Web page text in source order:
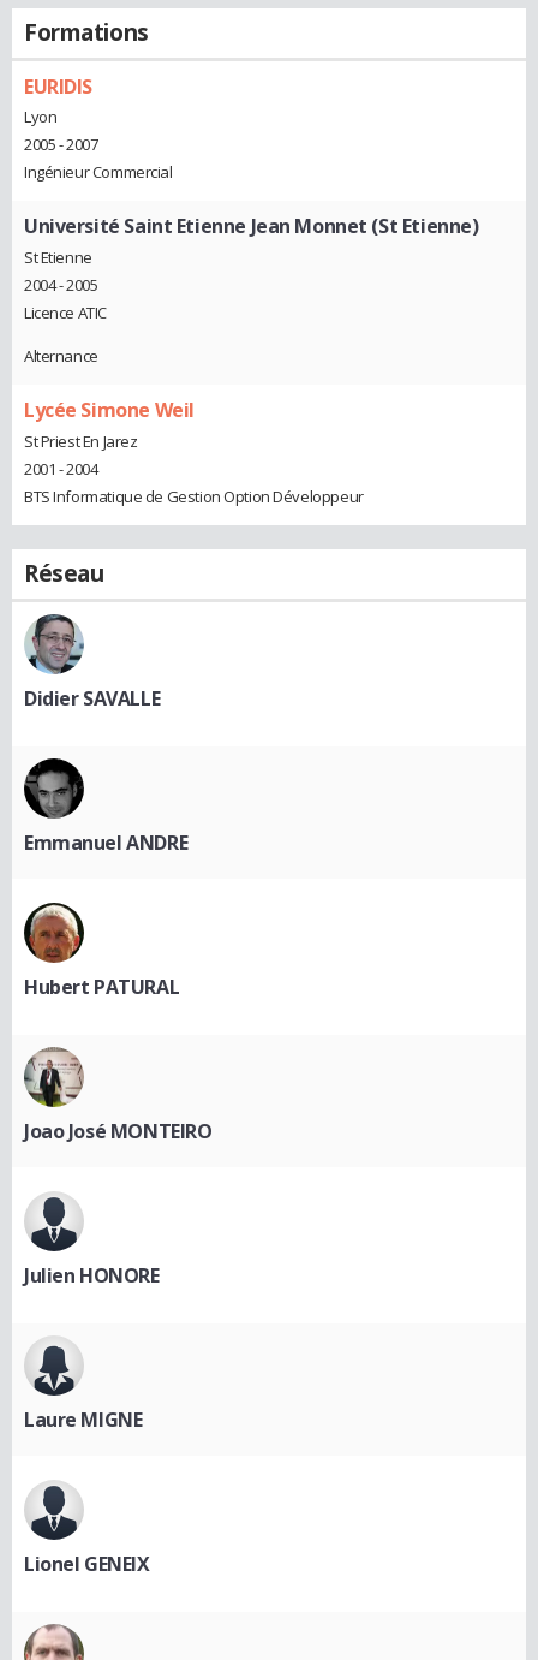
Formations
EURIDIS
Lyon
2005 - 2007
Ingénieur Commercial
Université Saint Etienne Jean Monnet (St Etienne)
St Etienne
2004 - 2005
Licence ATIC
Alternance
Lycée Simone Weil
St Priest En Jarez
2001 - 2004
BTS Informatique de Gestion Option Développeur
Réseau
Didier SAVALLE
Emmanuel ANDRE
Hubert PATURAL
Joao José MONTEIRO
Julien HONORE
Laure MIGNE
Lionel GENEIX